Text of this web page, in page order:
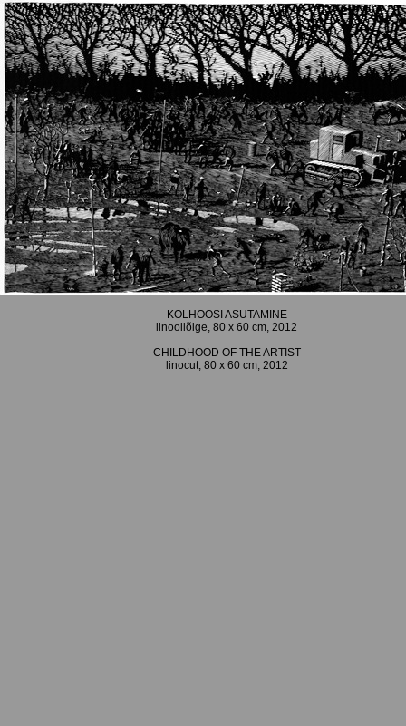
KOLHOOSI ASUTAMINE
linoollõige, 80 x 60 cm, 2012
CHILDHOOD OF THE ARTIST
linocut, 80 x 60 cm, 2012